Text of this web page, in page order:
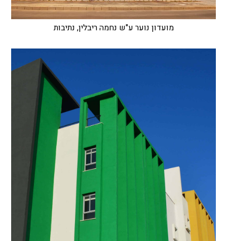
מועדון נוער ע"ש נחמה ריבלין, נתיבות